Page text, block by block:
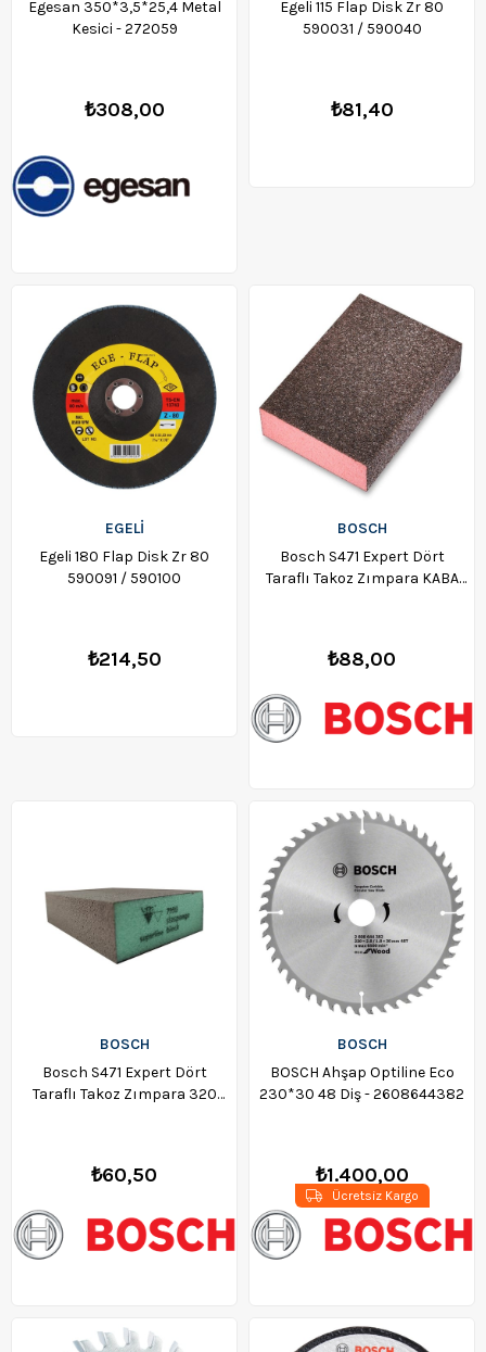
Egesan 350*3,5*25,4 Metal
Kesici - 272059
₺308,00
Egeli 115 Flap Disk Zr 80
590031 / 590040
₺81,40
EGELİ
Egeli 180 Flap Disk Zr 80
590091 / 590100
₺214,50
BOSCH
Bosch S471 Expert Dört
Taraflı Takoz Zımpara KABA
₺88,00
BOSCH
Bosch S471 Expert Dört
Taraflı Takoz Zımpara 320
₺60,50
BOSCH
BOSCH Ahşap Optiline Eco
230*30 48 Diş - 2608644382
₺1.400,00
Ücretsiz Kargo